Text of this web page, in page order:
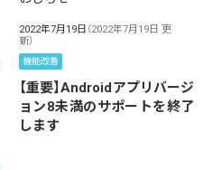
2022年7月19日 （2022年7月19日 更
新）
機能改善
【重要】Androidアプリバージ
ョン8未満のサポートを終了
します